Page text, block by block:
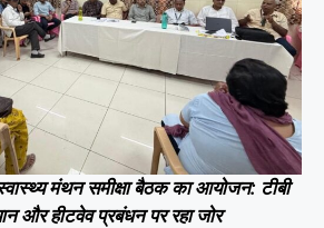
मंथन समीक्षा बैठक का आयोजन: टीबी
और हीटवेव प्रबंधन पर रहा जोर